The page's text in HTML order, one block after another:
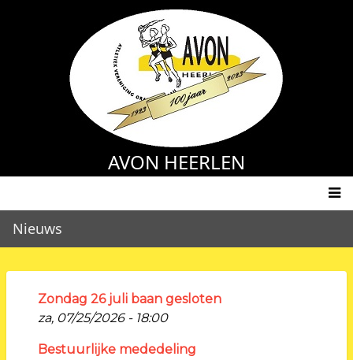
AVON HEERLEN
Main
navigation
Nieuws
Zondag 26 juli baan gesloten
za, 07/25/2026 - 18:00
Bestuurlijke mededeling